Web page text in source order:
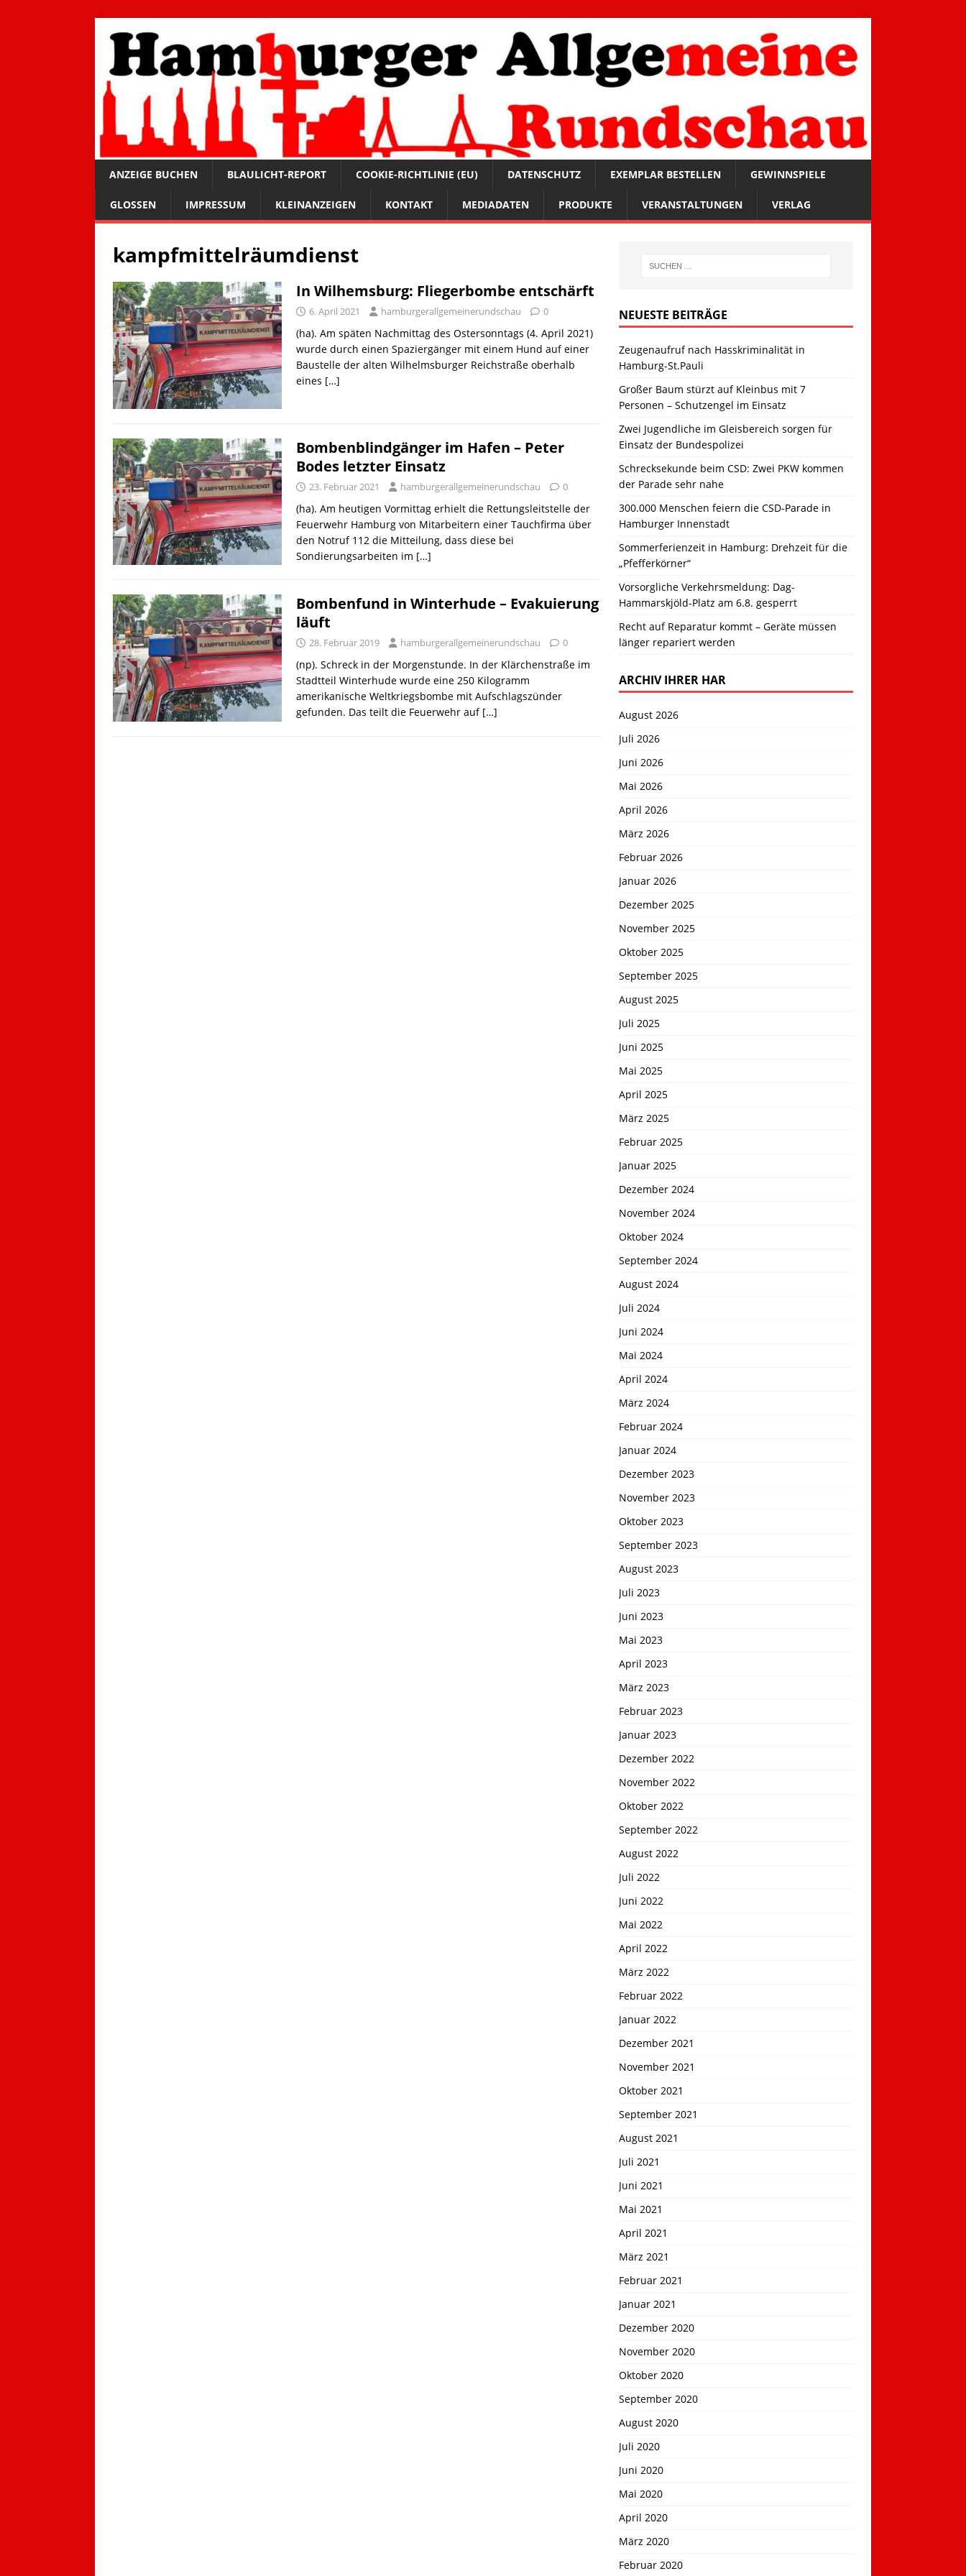
ANZEIGE BUCHEN BLAULICHT-REPORT COOKIE-RICHTLINIE (EU) DATENSCHUTZ EXEMPLAR BESTELLEN GEWINNSPIELE
GLOSSEN IMPRESSUM KLEINANZEIGEN KONTAKT MEDIADATEN PRODUKTE VERANSTALTUNGEN VERLAG
kampfmittelräumdienst
In Wilhemsburg: Fliegerbombe entschärft
6. April 2021 hamburgerallgemeinerundschau 0
(ha). Am späten Nachmittag des Ostersonntags (4. April 2021)
wurde durch einen Spaziergänger mit einem Hund auf einer
Baustelle der alten Wilhelmsburger Reichstraße oberhalb
eines […]
Bombenblindgänger im Hafen – Peter
Bodes letzter Einsatz
23. Februar 2021 hamburgerallgemeinerundschau 0
(ha). Am heutigen Vormittag erhielt die Rettungsleitstelle der
Feuerwehr Hamburg von Mitarbeitern einer Tauchfirma über
den Notruf 112 die Mitteilung, dass diese bei
Sondierungsarbeiten im […]
Bombenfund in Winterhude – Evakuierung
läuft
28. Februar 2019 hamburgerallgemeinerundschau 0
(np). Schreck in der Morgenstunde. In der Klärchenstraße im
Stadtteil Winterhude wurde eine 250 Kilogramm
amerikanische Weltkriegsbombe mit Aufschlagszünder
gefunden. Das teilt die Feuerwehr auf […]
NEUESTE BEITRÄGE
Zeugenaufruf nach Hasskriminalität in
Hamburg-St.Pauli
Großer Baum stürzt auf Kleinbus mit 7
Personen – Schutzengel im Einsatz
Zwei Jugendliche im Gleisbereich sorgen für
Einsatz der Bundespolizei
Schrecksekunde beim CSD: Zwei PKW kommen
der Parade sehr nahe
300.000 Menschen feiern die CSD-Parade in
Hamburger Innenstadt
Sommerferienzeit in Hamburg: Drehzeit für die
„Pfefferkörner“
Vorsorgliche Verkehrsmeldung: Dag-
Hammarskjöld-Platz am 6.8. gesperrt
Recht auf Reparatur kommt – Geräte müssen
länger repariert werden
ARCHIV IHRER HAR
August 2026
Juli 2026
Juni 2026
Mai 2026
April 2026
März 2026
Februar 2026
Januar 2026
Dezember 2025
November 2025
Oktober 2025
September 2025
August 2025
Juli 2025
Juni 2025
Mai 2025
April 2025
März 2025
Februar 2025
Januar 2025
Dezember 2024
November 2024
Oktober 2024
September 2024
August 2024
Juli 2024
Juni 2024
Mai 2024
April 2024
März 2024
Februar 2024
Januar 2024
Dezember 2023
November 2023
Oktober 2023
September 2023
August 2023
Juli 2023
Juni 2023
Mai 2023
April 2023
März 2023
Februar 2023
Januar 2023
Dezember 2022
November 2022
Oktober 2022
September 2022
August 2022
Juli 2022
Juni 2022
Mai 2022
April 2022
März 2022
Februar 2022
Januar 2022
Dezember 2021
November 2021
Oktober 2021
September 2021
August 2021
Juli 2021
Juni 2021
Mai 2021
April 2021
März 2021
Februar 2021
Januar 2021
Dezember 2020
November 2020
Oktober 2020
September 2020
August 2020
Juli 2020
Juni 2020
Mai 2020
April 2020
März 2020
Februar 2020